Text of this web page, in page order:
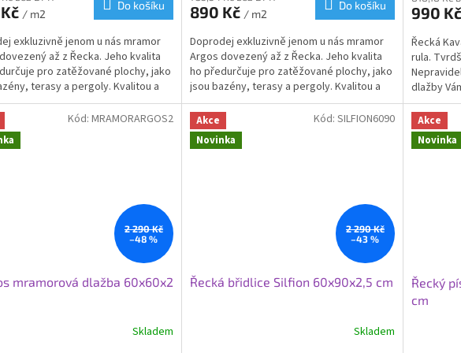
/ m2
Do košíku
exkluzivně jenom u nás mramor
až z Řecka. Jeho kvalita
pro zatěžované plochy, jako
terasy a pergoly. Kvalitou a
vzhledem Vám bude dělat
desetiletí. Argos nabízíme v
který vyniká přírodním
s krásnou kresbou.
nutné počítat s dořezy před
je
z
5
hvězdiček.
890 Kč / m2
Do košíku
Doprodej exkluzivně jenom u nás mramor
Argos dovezený až z Řecka. Jeho kvalita
ho předurčuje pro zatěžované plochy, jako
jsou bazény, terasy a pergoly. Kvalitou a
exkluzivním vzhledem Vám bude dělat
radost po desetiletí. Argos nabízíme v
šedém odstínu, který vyniká přírodním
melírem s krásnou kresbou.
počítat s dořezy před pokládkou.
990 Kč
Řecká
rula.
dlažby
pokládku.
pískovo-
nebo
2 290 Kč
–48 %
mramorová dlažba 60x60x2
Skladem
Kód: MRAMORARGOS2
Akce
Novinka
2 290 Kč
–43 %
Řecká břidlice Silfion 60x90x2,5 cm
Skladem
Kód: SILFION6090
Akce
Novinka
Řecký
cm